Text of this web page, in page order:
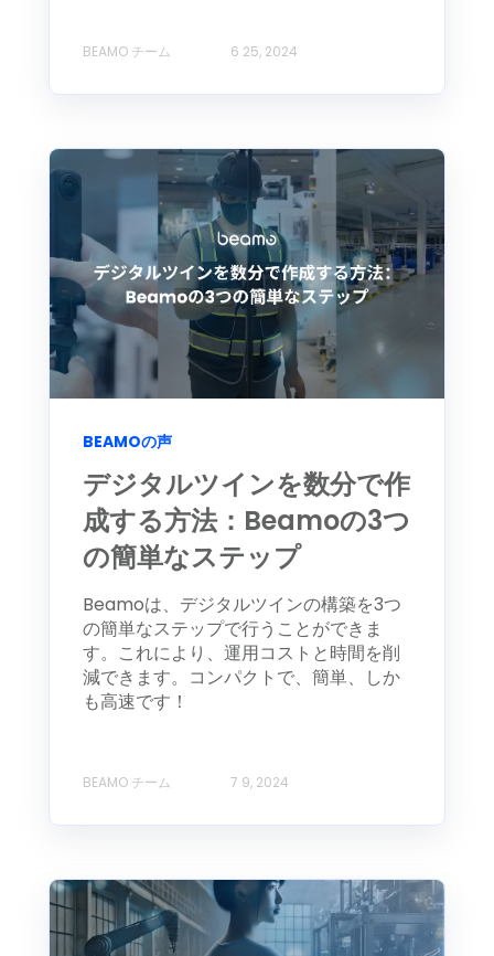
BEAMO チーム 6 25, 2024
BEAMOの声
デジタルツインを数分で作
成する方法：Beamoの3つ
の簡単なステップ
Beamoは、デジタルツインの構築を3つ
の簡単なステップで行うことができま
す。これにより、運用コストと時間を削
減できます。コンパクトで、簡単、しか
も高速です！
BEAMO チーム 7 9, 2024